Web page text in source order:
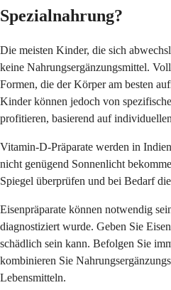
Spezialnahrung?
Die meisten Kinder, die sich
keine Nahrungsergänzungsmittel.
Formen, die der Körper am besten
Kinder können jedoch von
profitieren, basierend auf
Vitamin-D-Präparate werden in
nicht genügend Sonnenlicht
Spiegel überprüfen und bei Bedarf
Eisenpräparate können notwendig
diagnostiziert wurde. Geben Sie
schädlich sein kann. Befolgen Sie
kombinieren Sie
Lebensmitteln.